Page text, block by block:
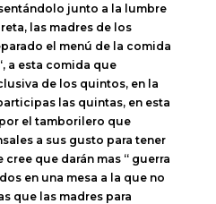
junto a la lumbre
las madres de los
el menú de la comida
a esta comida que
de los quintos, en la
las quintas, en esta
el tamborilero que
a sus gusto para tener
cree que darán mas “ guerra
en una mesa a la que no
que las madres para